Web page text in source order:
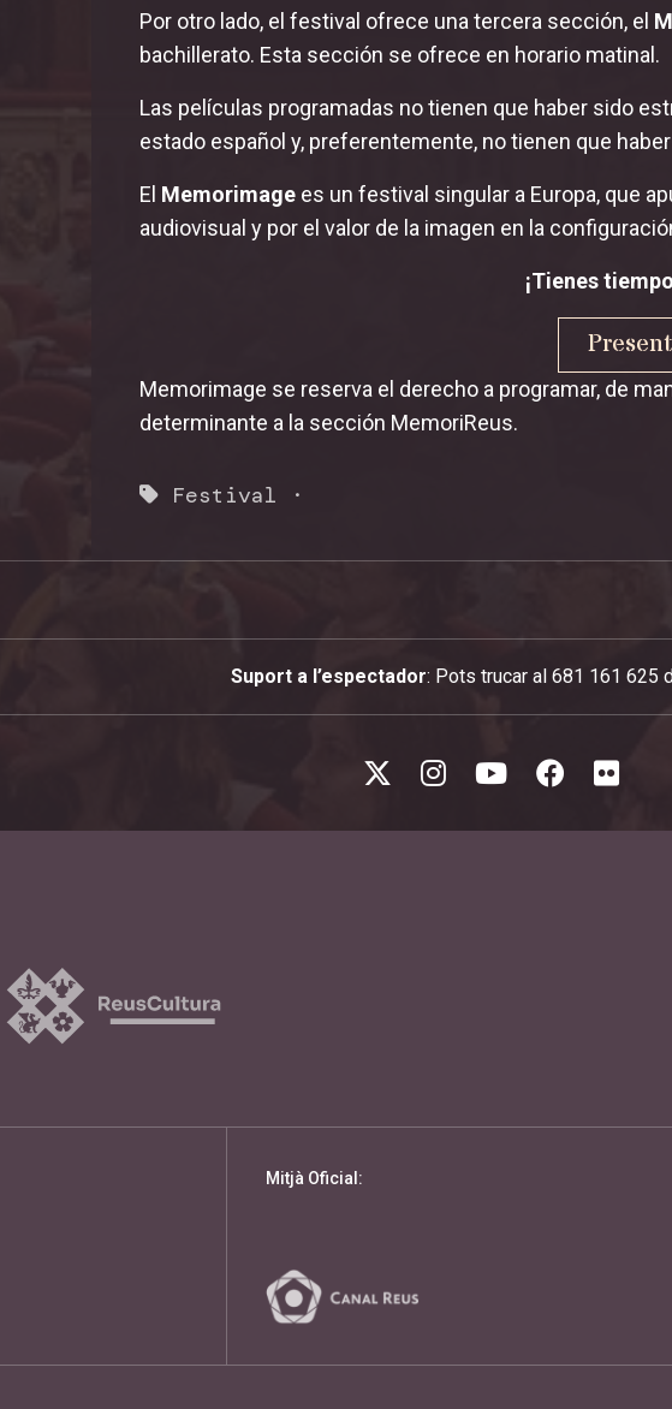
Por otro lado, el festival ofrece una tercera sección, el
bachillerato. Esta sección se ofrece en horario matinal.
Las películas programadas no tienen que haber sido
estado español y, preferentemente, no tienen que
El Memorimage es un festival singular a Europa, que
audiovisual y por el valor de la imagen en la
¡Tienes
Memorimage se reserva el derecho a programar, de
determinante a la sección MemoriReus.
Festival ·
Suport a l’espectador: Pots trucar al 681 161 625
Mitjà Oficial: